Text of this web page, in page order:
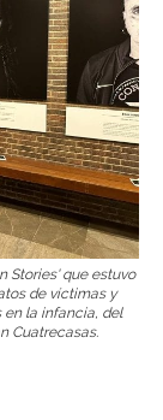
Stories' que estuvo
de víctimas y
en la infancia, del
Cuatrecasas.